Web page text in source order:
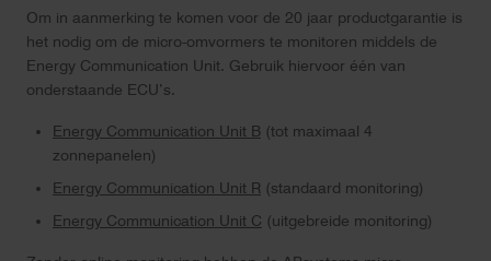
Om in aanmerking te komen voor de 20 jaar productgarantie is
het nodig om de micro-omvormers te monitoren middels de
Energy Communication Unit. Gebruik hiervoor één van
onderstaande ECU’s.
Energy Communication Unit B (tot maximaal 4
zonnepanelen)
Energy Communication Unit R (standaard monitoring)
Energy Communication Unit C (uitgebreide monitoring)